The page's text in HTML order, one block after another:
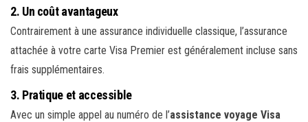
2. Un coût avantageux
Contrairement à une assurance individuelle classique, l’assurance
attachée à votre carte Visa Premier est généralement incluse sans
frais supplémentaires.
3. Pratique et accessible
Avec un simple appel au numéro de l’assistance voyage Visa